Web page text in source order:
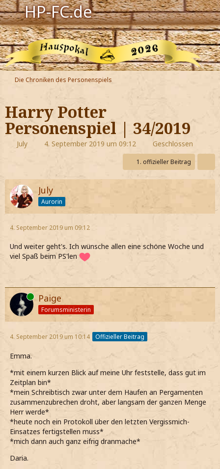
HP-FC.de
Navigation
Harry Potter
Der HP-FC
Hogwarts
Zauberwelt
Willkommen
Jetzt Fanclub-Mitglied werden!
Die Chroniken des Personenspiels
Harry Potter
Personenspiel | 34/2019
July 4. September 2019 um 09:12 Geschlossen
1. offizieller Beitrag
July
Aurorin
4. September 2019 um 09:12
Und weiter geht's. Ich wünsche allen eine schöne Woche und
viel Spaß beim PS'len
Online Paige
Forumsministerin
4. September 2019 um 10:14 Offizieller Beitrag
Emma.
*mit einem kurzen Blick auf meine Uhr feststelle, dass gut im
Zeitplan bin*
*mein Schreibtisch zwar unter dem Haufen an Pergamenten
zusammenzubrechen droht, aber langsam der ganzen Menge
Herr werde*
*heute noch ein Protokoll über den letzten Vergissmich-
Einsatzes fertigstellen muss*
*mich dann auch ganz eifrig dranmache*
Daria.